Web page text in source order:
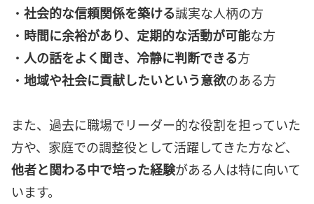
・ 社会的な信頼関係を築ける誠実な人柄の方
・ 時間に余裕があり、定期的な活動が可能な方
・ 人の話をよく聞き、冷静に判断できる方
・ 地域や社会に貢献したいという意欲のある方
また、過去に職場でリーダー的な役割を担っていた
方や、家庭での調整役として活躍してきた方など、
他者と関わる中で培った経験がある人は特に向いて
います。